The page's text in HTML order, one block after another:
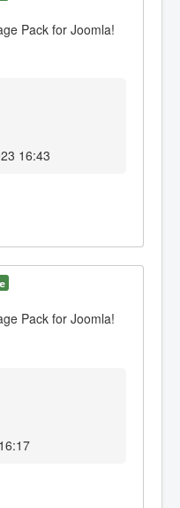
Pack for Joomla!
16:43
Pack for Joomla!